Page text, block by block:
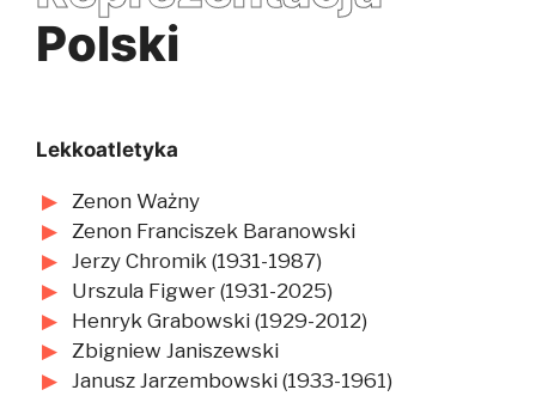
Polski
Lekkoatletyka
Zenon Ważny
Zenon Franciszek Baranowski
Jerzy Chromik (1931-1987)
Urszula Figwer (1931-2025)
Henryk Grabowski (1929-2012)
Zbigniew Janiszewski
Janusz Jarzembowski (1933-1961)